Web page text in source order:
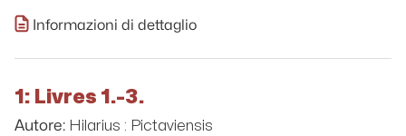
Informazioni di dettaglio
1: Livres 1.-3.
Autore: Hilarius : Pictaviensis